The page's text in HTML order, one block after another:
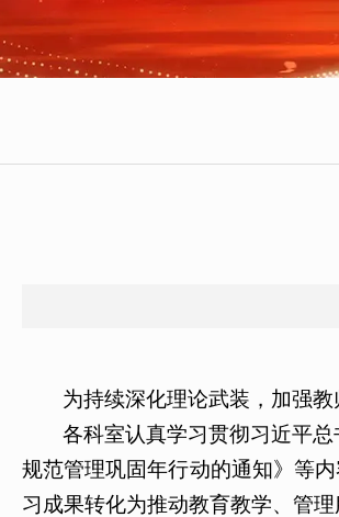
为持续深化理论武装，加强
各科室认真学习贯彻习近平
规范管理巩固年行动的通知》 等
习成果转化为推动教育教学、管